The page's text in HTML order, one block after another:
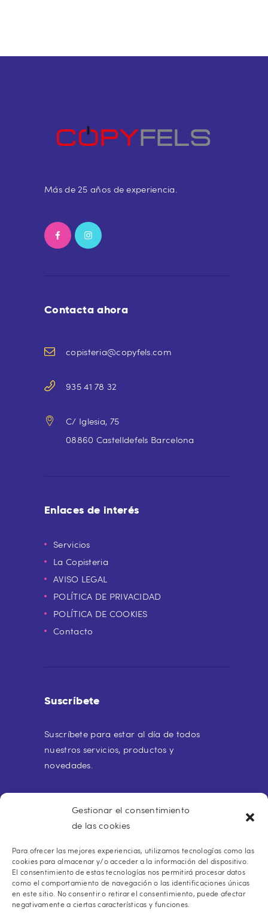
Gestionar el consentimiento
de las cookies
Para ofrecer las mejores experiencias, utilizamos tecnologías como las
cookies para almacenar y/o acceder a la información del dispositivo.
El consentimiento de estas tecnologías nos permitirá procesar datos
como el comportamiento de navegación o las identificaciones únicas
en este sitio. No consentir o retirar el consentimiento, puede afectar
negativamente a ciertas características y funciones.
Más de 25 años de experiencia.
Contacta ahora
copisteria@copyfels.com
935 41 78 32
C/ Iglesia, 75
08860 Castelldefels Barcelona
Enlaces de interés
Servicios
La Copisteria
AVISO LEGAL
POLÍTICA DE PRIVACIDAD
POLÍTICA DE COOKIES
Contacto
Suscríbete
Suscríbete para estar al día de todos
nuestros servicios, productos y
novedades.
Buscar: